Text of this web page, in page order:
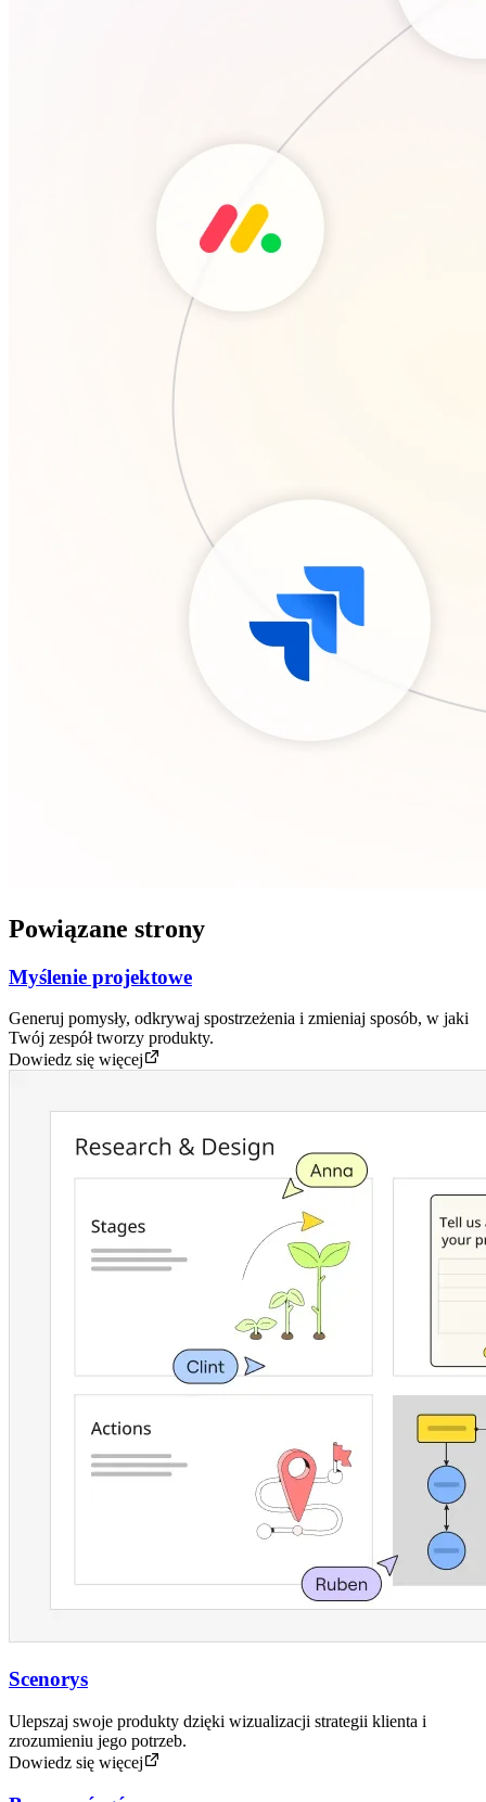
Powiązane strony
Myślenie projektowe
Generuj pomysły, odkrywaj spostrzeżenia i zmieniaj sposób, w jaki
Twój zespół tworzy produkty.
Dowiedz się więcej
Scenorys
Ulepszaj swoje produkty dzięki wizualizacji strategii klienta i
zrozumieniu jego potrzeb.
Dowiedz się więcej